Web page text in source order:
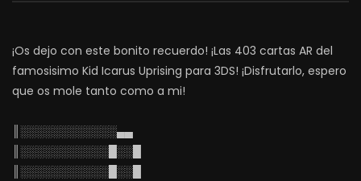
¡Os dejo con este bonito recuerdo! ¡Las 403 cartas AR del
famosisimo Kid Icarus Uprising para 3DS! ¡Disfrutarlo, espero
que os mole tanto como a mi!
║░░░░░░░░░░░░▄▄
║░░░░░░░░░░░█░░█
║░░░░░░░░░░░█░░█